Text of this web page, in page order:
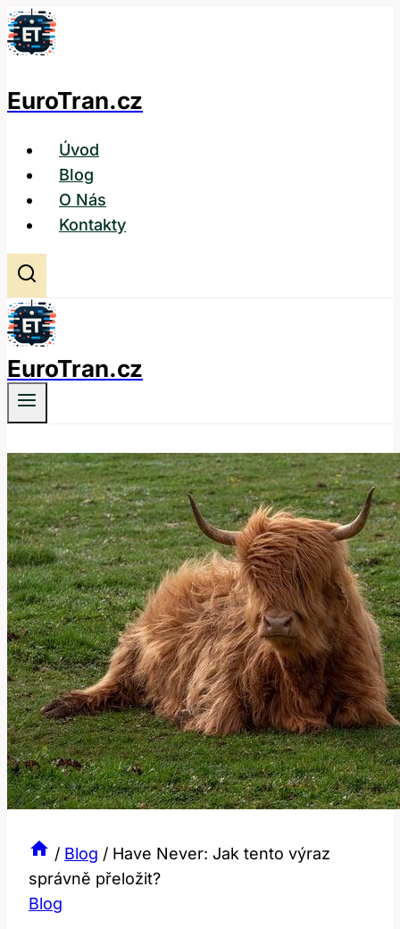
Přeskočit
na
EuroTran.cz
Úvod
Blog
O Nás
Kontakty
EuroTran.cz
/ Blog / Have Never: Jak tento výraz
správně přeložit?
Blog